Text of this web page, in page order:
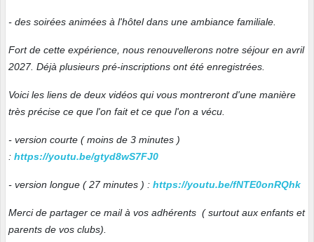
- des soirées animées à l'hôtel dans une ambiance familiale.
Fort de cette expérience, nous renouvellerons notre séjour en avril
2027. Déjà plusieurs pré-inscriptions ont été enregistrées.
Voici les liens de deux vidéos qui vous montreront d'une manière
très précise ce que l'on fait et ce que l'on a vécu.
- version courte ( moins de 3 minutes )
: https://youtu.be/gtyd8wS7FJ0
- version longue ( 27 minutes ) : https://youtu.be/fNTE0onRQhk
Merci de partager ce mail à vos adhérents ( surtout aux enfants et
parents de vos clubs).